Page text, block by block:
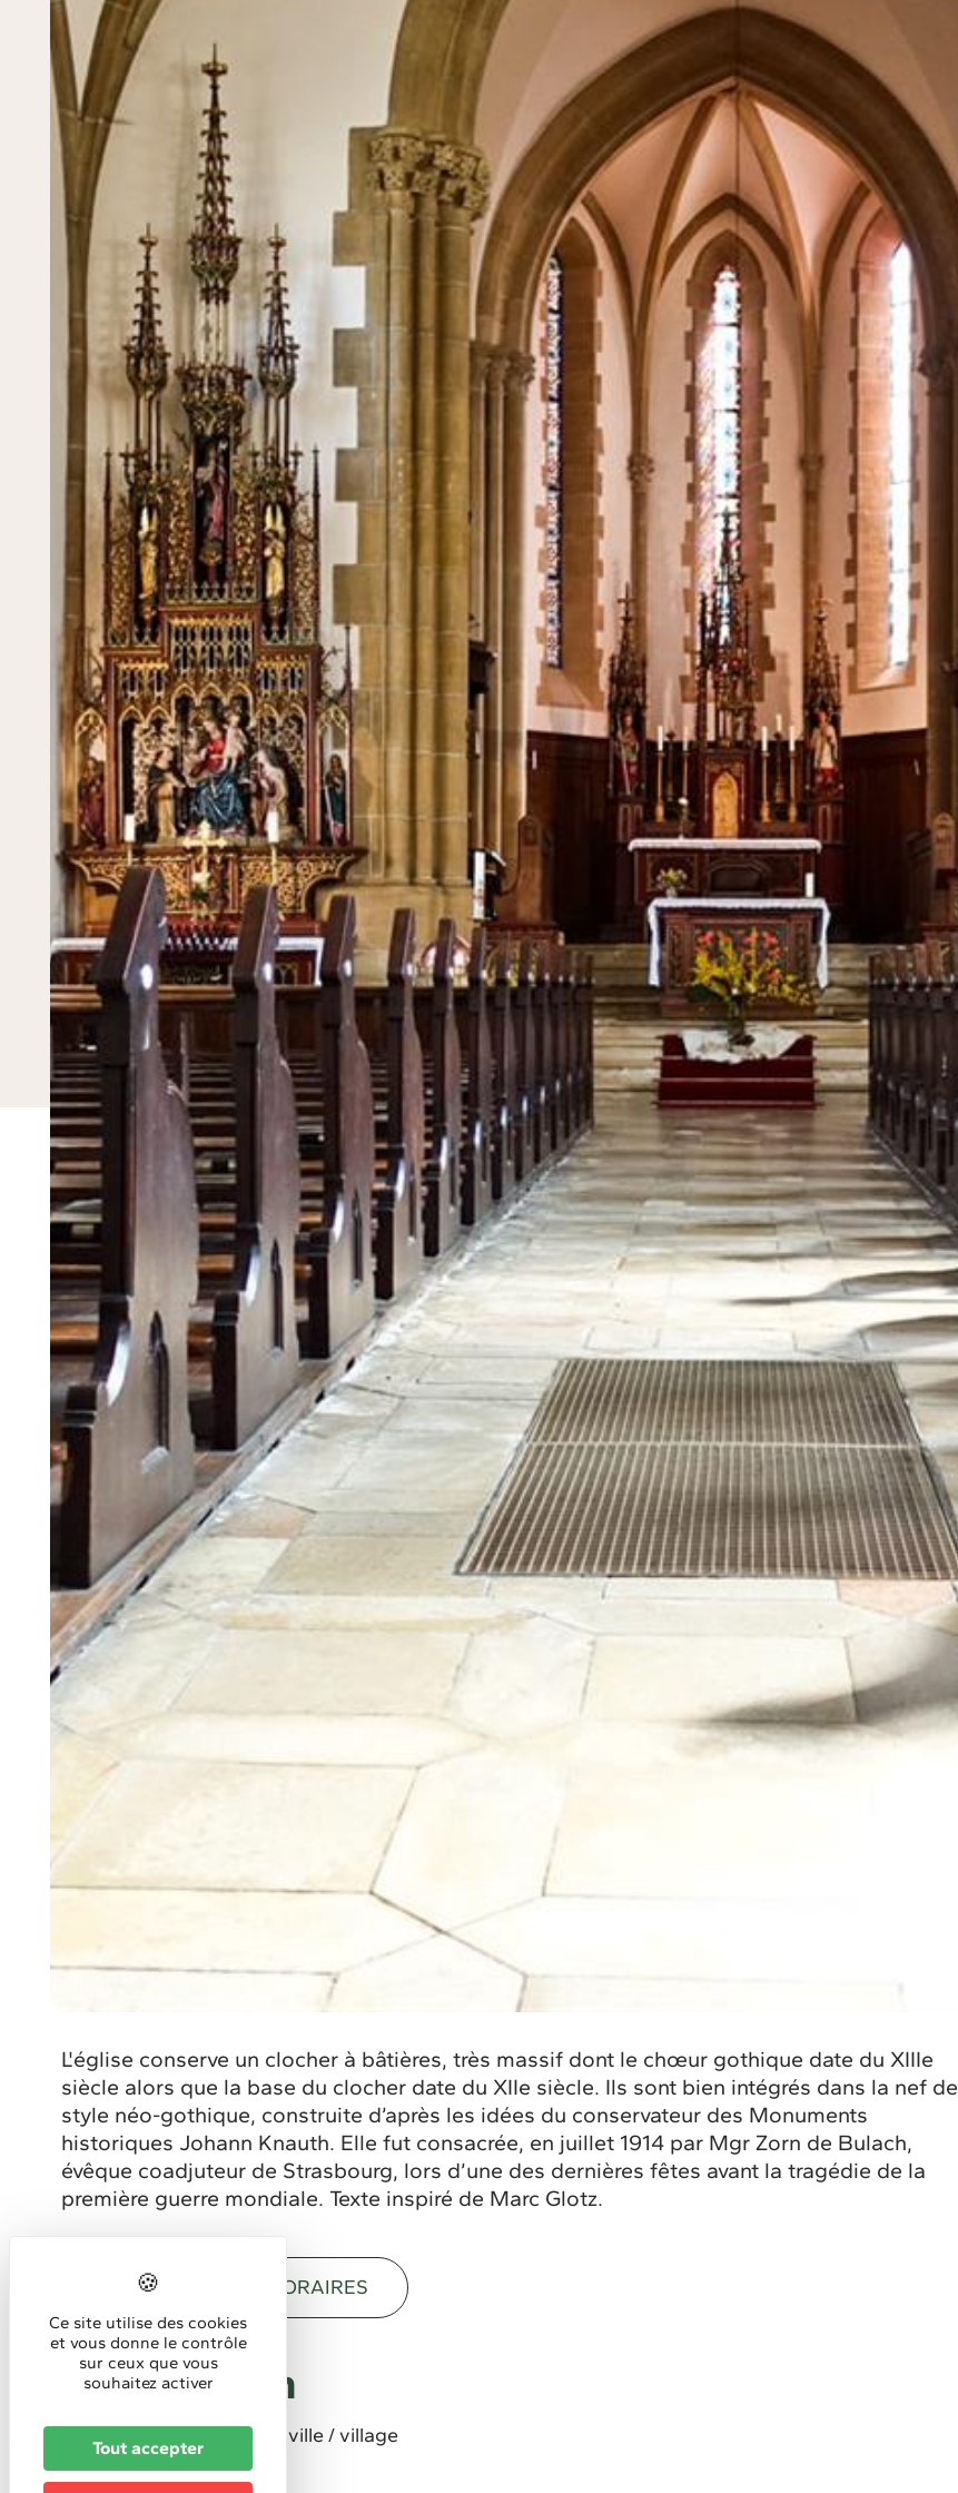
L'église conserve un clocher à bâtières, très massif dont le chœur gothique date du XIIIe
siècle alors que la base du clocher date du XIIe siècle. Ils sont bien intégrés dans la nef de
style néo-gothique, construite d’après les idées du conservateur des Monuments
historiques Johann Knauth. Elle fut consacrée, en juillet 1914 par Mgr Zorn de Bulach,
évêque coadjuteur de Strasbourg, lors d’une des dernières fêtes avant la tragédie de la
première guerre mondiale. Texte inspiré de Marc Glotz.
DESCRIPTION HORAIRES
Description
En centre ville / village
Altitude (m) : 510
Ce site utilise des cookies
et vous donne le contrôle
sur ceux que vous
souhaitez activer
Tout accepter